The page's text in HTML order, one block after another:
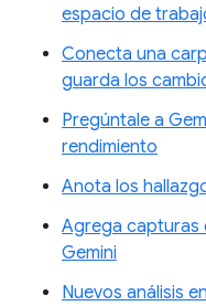
espacio de
Conecta una
guarda los
Pregúntale a
rendimiento
Anota los
Agrega capturas
Gemini
Nuevos análisis